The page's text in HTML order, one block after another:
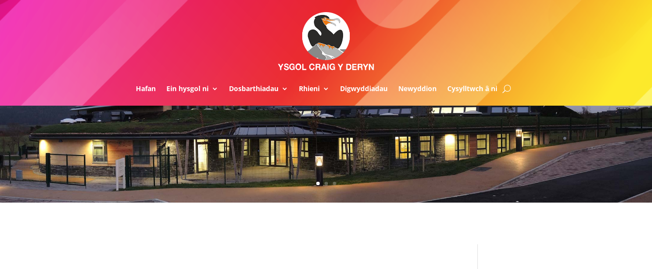
Hafan Ein hysgol ni Dosbarthiadau Rhieni Digwyddiadau Newyddion Cysylltwch â ni